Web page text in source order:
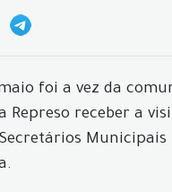
foi a vez da
Represo receber a